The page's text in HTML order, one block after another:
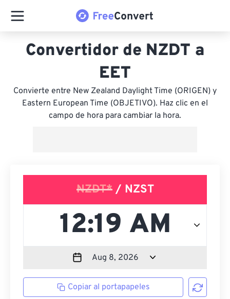
Convertidor de NZDT a
EET
Convierte entre New Zealand Daylight Time (ORIGEN) y
Eastern European Time (OBJETIVO). Haz clic en el
campo de hora para cambiar la hora.
NZDT*/ NZST
Copiar al portapapeles